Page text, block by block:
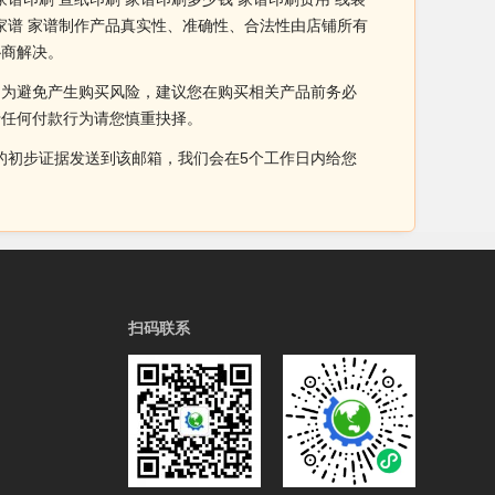
家谱制作产品真实性、准确性、合法性由店铺所有
解决。
避免产生购买风险，建议您在购买相关产品前务必
何付款行为请您慎重抉择。
步证据发送到该邮箱，我们会在5个工作日内给您
扫码联系